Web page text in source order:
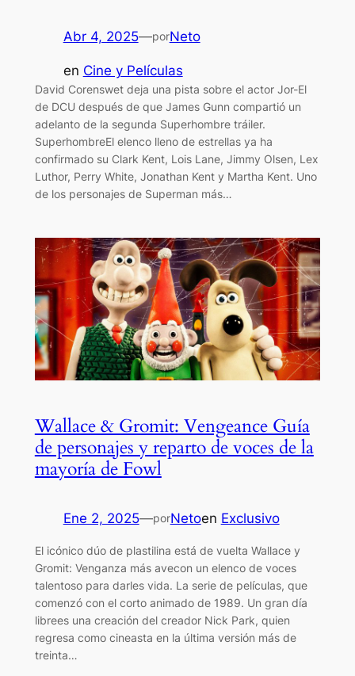
Abr 4, 2025—porNeto
en Cine y Películas
David Corenswet deja una pista sobre el actor Jor-El
de DCU después de que James Gunn compartió un
adelanto de la segunda Superhombre tráiler.
SuperhombreEl elenco lleno de estrellas ya ha
confirmado su Clark Kent, Lois Lane, Jimmy Olsen, Lex
Luthor, Perry White, Jonathan Kent y Martha Kent. Uno
de los personajes de Superman más…
Wallace & Gromit: Vengeance Guía
de personajes y reparto de voces de la
mayoría de Fowl
Ene 2, 2025—porNetoen Exclusivo
El icónico dúo de plastilina está de vuelta Wallace y
Gromit: Venganza más avecon un elenco de voces
talentoso para darles vida. La serie de películas, que
comenzó con el corto animado de 1989. Un gran día
librees una creación del creador Nick Park, quien
regresa como cineasta en la última versión más de
treinta…